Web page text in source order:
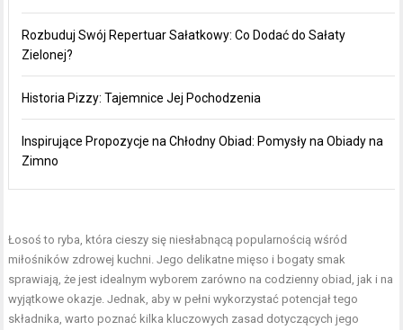
Rozbuduj Swój Repertuar Sałatkowy: Co Dodać do Sałaty
Zielonej?
Historia Pizzy: Tajemnice Jej Pochodzenia
Inspirujące Propozycje na Chłodny Obiad: Pomysły na Obiady na
Zimno
Łosoś to ryba, która cieszy się niesłabnącą popularnością wśród
miłośników zdrowej kuchni. Jego delikatne mięso i bogaty smak
sprawiają, że jest idealnym wyborem zarówno na codzienny obiad, jak i na
wyjątkowe okazje. Jednak, aby w pełni wykorzystać potencjał tego
składnika, warto poznać kilka kluczowych zasad dotyczących jego